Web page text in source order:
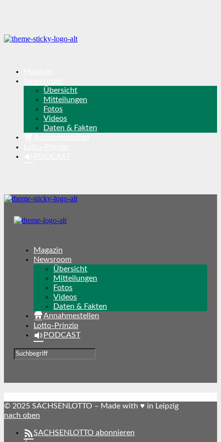
Übersicht
Mitteilungen
Fotos
Videos
Daten & Fakten
Magazin
Newsroom
Übersicht
Mitteilungen
Fotos
Videos
Daten & Fakten
Annahmestellen
Lotto-Prinzip
PODCAST
© 2025 SACHSENLOTTO – Made with ♥ in Leipzig
nach oben
SACHSENLOTTO abonnieren